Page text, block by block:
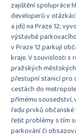
zajištění spolupráce
developerů v
a jdi) na Praze 12;
výstavbě
v Praze 12 parkují
kraje. V souvislosti s
pražských
přestupní stanicí pro
cestách do
přímému sousedství,
řadu prvků
řešit problémy s tím
parkování či